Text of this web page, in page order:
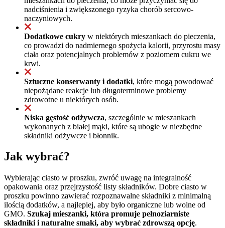
nadciśnienia i zwiększonego ryzyka chorób sercowo-
naczyniowych.
Dodatkowe cukry w niektórych mieszankach do pieczenia,
co prowadzi do nadmiernego spożycia kalorii, przyrostu masy
ciała oraz potencjalnych problemów z poziomem cukru we
krwi.
Sztuczne konserwanty i dodatki, które mogą powodować
niepożądane reakcje lub długoterminowe problemy
zdrowotne u niektórych osób.
Niska gęstość odżywcza, szczególnie w mieszankach
wykonanych z białej mąki, które są ubogie w niezbędne
składniki odżywcze i błonnik.
Jak wybrać?
Wybierając ciasto w proszku, zwróć uwagę na integralność
opakowania oraz przejrzystość listy składników. Dobre ciasto w
proszku powinno zawierać rozpoznawalne składniki z minimalną
ilością dodatków, a najlepiej, aby było organiczne lub wolne od
GMO. Szukaj mieszanki, która promuje pełnoziarniste
składniki i naturalne smaki, aby wybrać zdrowszą opcję.